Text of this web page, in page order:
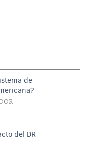
de
del DR